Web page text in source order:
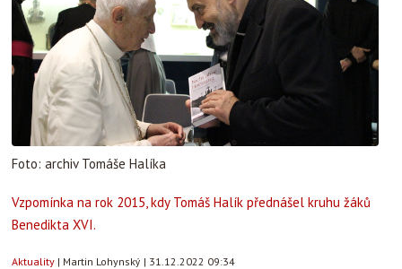
Foto: archiv Tomáše Halíka
Vzpomínka na rok 2015, kdy Tomáš Halík přednášel kruhu žáků
Benedikta XVI.
Aktuality | Martin Lohynský | 31.12.2022 09:34